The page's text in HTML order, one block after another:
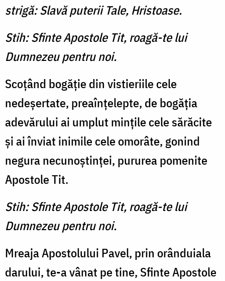
strigă: Slavă puterii Tale, Hristoase.
Stih: Sfinte Apostole Tit, roagă-te lui
Dumnezeu pentru noi.
Scoţând bogăţie din vistieriile cele
nedeşertate, preaînţelepte, de bogăţia
adevărului ai umplut minţile cele sărăcite
şi ai înviat inimile cele omorâte, gonind
negura necunoştinţei, pururea pomenite
Apostole Tit.
Stih: Sfinte Apostole Tit, roagă-te lui
Dumnezeu pentru noi.
Mreaja Apostolului Pavel, prin orânduiala
darului, te-a vânat pe tine, Sfinte Apostole